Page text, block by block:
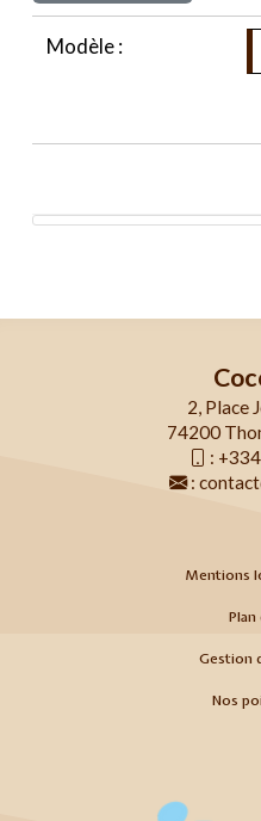
Modèle :
2, Place
74200
:
:
Mentions
Plan
Gestion
Nos